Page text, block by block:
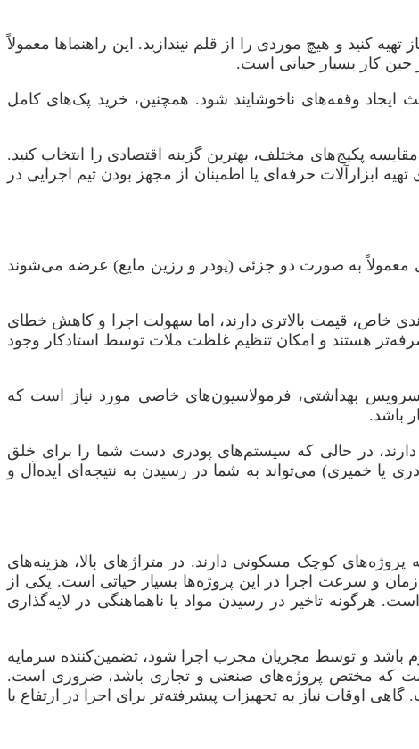
کنید و هیچ موردی را از قلم نیندازید. این راهنماها معمولاً
کار بسیار حیاتی است.
ایجاد وقفه‌های ناخوشایند شود. همچنین، خرید پک‌های کامل
پکیج‌های مختلف، بهترین گزینه اقتصادی را انتخاب کنید.
ابزارآلات حرفه‌ای یا اطمینان از مجهز بودن تیم اجرایی در
به صورت دو جزئی (پودر و رزین مایع) عرضه می‌شوند
خاص، قیمت بالاتری دارند، اما سهولت اجرا و کاهش خطای
هستند و امکان تنظیم غلظت ملات توسط استادکار وجود
بهداشتی، فرمولاسیون‌های خاصی مورد نیاز است که
باشد.
دارند، در حالی که سیستم‌های پودری دست شما را برای خلق
یا خمیری) می‌تواند به شما در رسیدن به نتیجه‌ای ایده‌آل و
پروژه‌های کوچک مسکونی دارند. در متراژهای بالا، هزینه‌های
و سرعت اجرا در این پروژه‌ها بسیار حیاتی است. یکی از
هرگونه تاخیر در رسیدن مواد یا ناهماهنگی در لایه‌گذاری
باشد و توسط مجریان مجرب اجرا شود، تضمین‌کننده سرمایه
که مختص پروژه‌های صنعتی و تجاری باشد، ضروری است.
اوقات نیاز به تجهیزات پیشرفته‌تر برای اجرا در ارتفاع یا